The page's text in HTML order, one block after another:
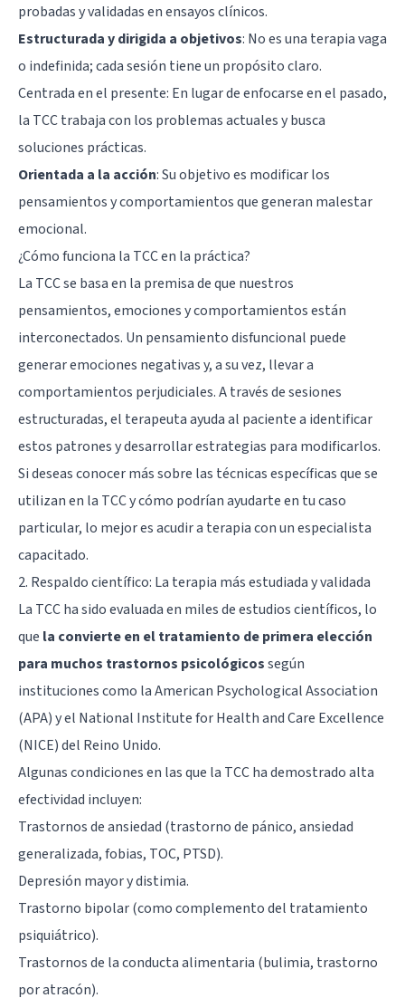
probadas y validadas en ensayos clínicos.
Estructurada y dirigida a objetivos: No es una terapia vaga
o indefinida; cada sesión tiene un propósito claro.
Centrada en el presente: En lugar de enfocarse en el pasado,
la TCC trabaja con los problemas actuales y busca
soluciones prácticas.
Orientada a la acción: Su objetivo es modificar los
pensamientos y comportamientos que generan malestar
emocional.
¿Cómo funciona la TCC en la práctica?
La TCC se basa en la premisa de que nuestros
pensamientos, emociones y comportamientos están
interconectados. Un pensamiento disfuncional puede
generar emociones negativas y, a su vez, llevar a
comportamientos perjudiciales. A través de sesiones
estructuradas, el terapeuta ayuda al paciente a identificar
estos patrones y desarrollar estrategias para modificarlos.
Si deseas conocer más sobre las técnicas específicas que se
utilizan en la TCC y cómo podrían ayudarte en tu caso
particular, lo mejor es acudir a terapia con un especialista
capacitado.
2. Respaldo científico: La terapia más estudiada y validada
La TCC ha sido evaluada en miles de estudios científicos, lo
que la convierte en el tratamiento de primera elección
para muchos trastornos psicológicossegún
instituciones como la American Psychological Association
(APA) y el National Institute for Health and Care Excellence
(NICE) del Reino Unido.
Algunas condiciones en las que la TCC ha demostrado alta
efectividad incluyen:
Trastornos de ansiedad (trastorno de pánico, ansiedad
generalizada, fobias, TOC, PTSD).
Depresión mayor y distimia.
Trastorno bipolar (como complemento del tratamiento
psiquiátrico).
Trastornos de la conducta alimentaria (bulimia, trastorno
por atracón).